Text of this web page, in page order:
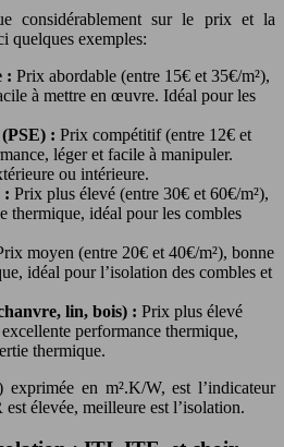
considérablement sur le prix et la
quelques exemples:
: Prix abordable (entre 15€ et 35€/m²),
à mettre en œuvre. Idéal pour les
: Prix compétitif (entre 12€ et
léger et facile à manipuler.
ou intérieure.
: Prix plus élevé (entre 30€ et 60€/m²),
thermique, idéal pour les combles
moyen (entre 20€ et 40€/m²), bonne
idéal pour l’isolation des combles et
lin, bois) : Prix plus élevé
performance thermique,
thermique.
exprimée en m².K/W, est l’indicateur
élevée, meilleure est l’isolation.